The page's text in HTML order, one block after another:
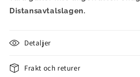
Distansavtalslagen.
Detaljer
Frakt och returer